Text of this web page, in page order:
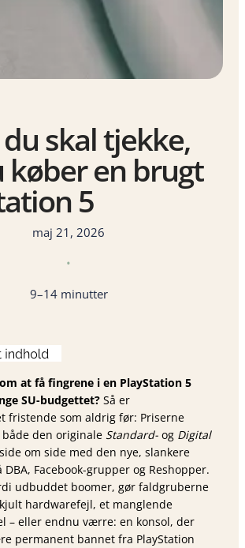
skal tjekke,
køber en brugt
5
maj 21, 2026
•
9–14 minutter
at få fingrene i en PlayStation 5
SU-budgettet? Så er
fristende som aldrig før: Priserne
den originale Standard- og Digital
om side med den nye, slankere
Facebook-grupper og Reshopper.
udbuddet boomer, gør faldgruberne
hardwarefejl, et manglende
– eller endnu værre: en konsol, der
permanent bannet fra PlayStation